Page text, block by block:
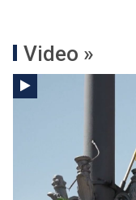
Video »